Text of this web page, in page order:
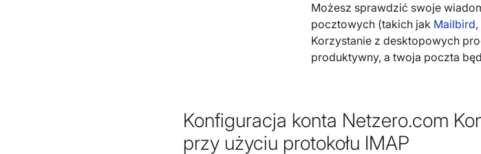
Możesz sprawdzić swoje
pocztowych (takich jak Mailbird
Korzystanie z desktopowych
produktywny, a twoja poczta
Konfiguracja konta Netzero.com
przy użyciu protokołu IMAP